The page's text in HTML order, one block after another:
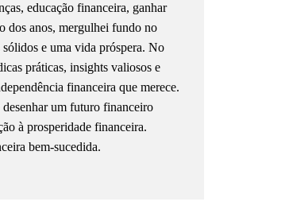
educação financeira, ganhar
dos anos, mergulhei fundo no
e uma vida próspera. No
práticas, insights valiosos e
financeira que merece.
desenhar um futuro financeiro
à prosperidade financeira.
bem-sucedida.